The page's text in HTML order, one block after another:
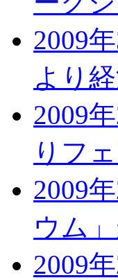
2009
より
2009
りフ
2009
ウム
2009